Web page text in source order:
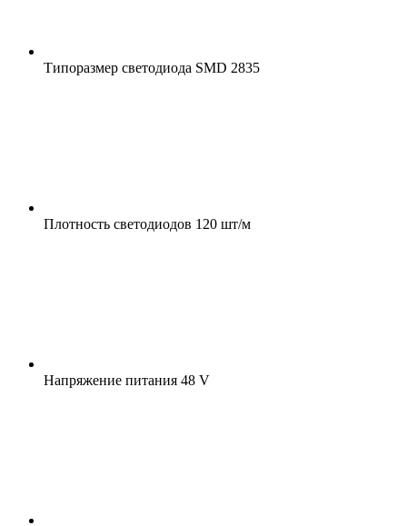
Типоразмер светодиода SMD 2835
Плотность светодиодов 120 шт/м
Напряжение питания 48 V